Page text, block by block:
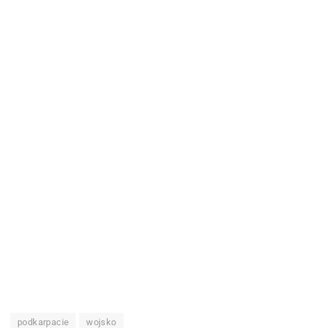
podkarpacie wojsko